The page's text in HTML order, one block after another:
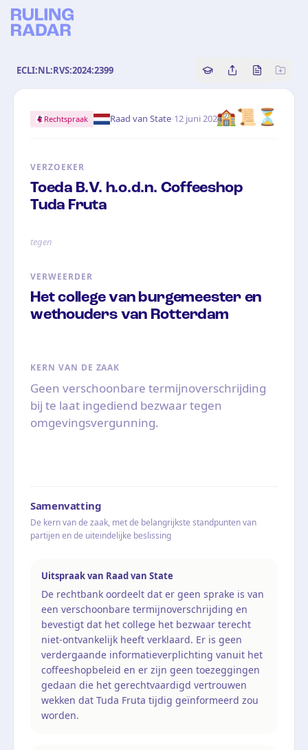
ECLI:NL:RVS:2024:2399 Copy source
Share this
Bekijk
🏫📜⏳
Rechtspraak Raad van State·12 juni 2024
VERZOEKER
Toeda B.V. h.o.d.n. Coffeeshop
Tuda Fruta
tegen
VERWEERDER
Het college van burgemeester en
wethouders van Rotterdam
KERN VAN DE ZAAK
Geen verschoonbare termijnoverschrijding
bij te laat ingediend bezwaar tegen
omgevingsvergunning.
Samenvatting
De kern van de zaak, met de belangrijkste standpunten van
partijen en de uiteindelijke beslissing
Uitspraak van Raad van State
De rechtbank oordeelt dat er geen sprake is van
een verschoonbare termijnoverschrijding en
bevestigt dat het college het bezwaar terecht
niet-ontvankelijk heeft verklaard. Er is geen
verdergaande informatieverplichting vanuit het
coffeeshopbeleid en er zijn geen toezeggingen
gedaan die het gerechtvaardigd vertrouwen
wekken dat Tuda Fruta tijdig geïnformeerd zou
worden.